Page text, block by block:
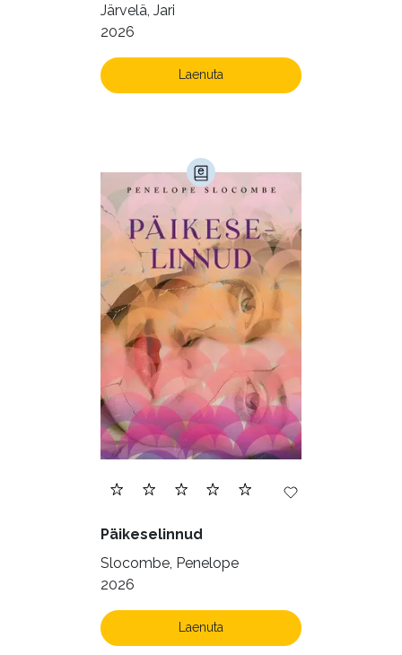
Järvelä, Jari
2026
Laenuta
Päikeselinnud
Slocombe, Penelope
2026
Laenuta